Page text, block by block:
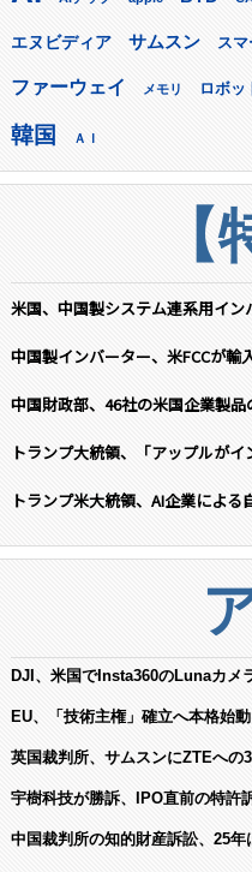
エヌビディア サムスン ス
ファーウェイ メモリ ロボッ
韓国 ＡＩ
米国、中国製システム連系用イ
中国製インバーター、米FCCが
中国財政部、46社の米国企業製品
トランプ大統領、「アップルが
トランプ米大統領、AI企業によ
DJI、米国でInsta360のLunaカメ
EU、「技術主権」確立へ本格始
英国裁判所、サムスンにZTEへの
宇樹科技が勝訴、IPO直前の特許
中国裁判所の知的財産訴訟、25